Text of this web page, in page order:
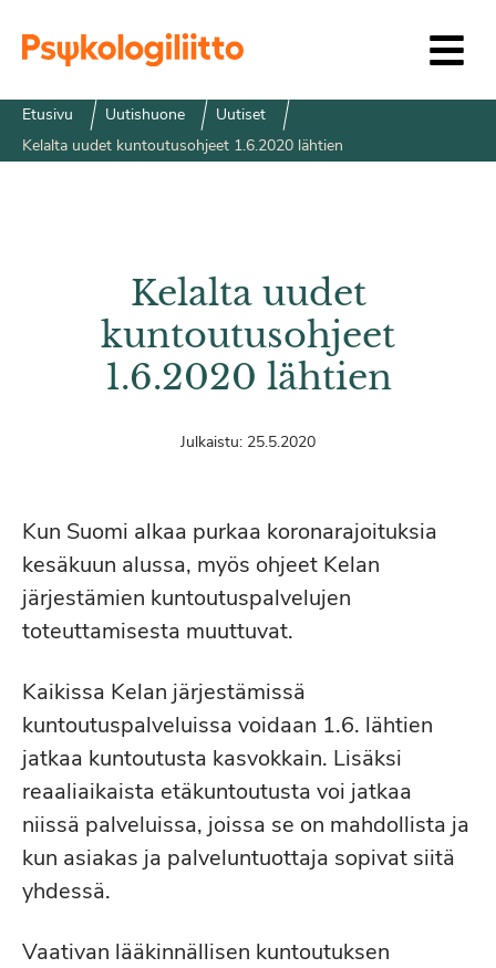
Etusivu Uutishuone
Uutiset
Kelalta uudet kuntoutusohjeet 1.6.2020 lähtien
Kelalta uudet
kuntoutusohjeet
1.6.2020 lähtien
Julkaistu: 25.5.2020
Kun Suomi alkaa purkaa koronarajoituksia
kesäkuun alussa, myös ohjeet Kelan
järjestämien kuntoutuspalvelujen
toteuttamisesta muuttuvat.
Kaikissa Kelan järjestämissä
kuntoutuspalveluissa voidaan 1.6. lähtien
jatkaa kuntoutusta kasvokkain. Lisäksi
reaaliaikaista etäkuntoutusta voi jatkaa
niissä palveluissa, joissa se on mahdollista ja
kun asiakas ja palveluntuottaja sopivat siitä
yhdessä.
Vaativan lääkinnällisen kuntoutuksen